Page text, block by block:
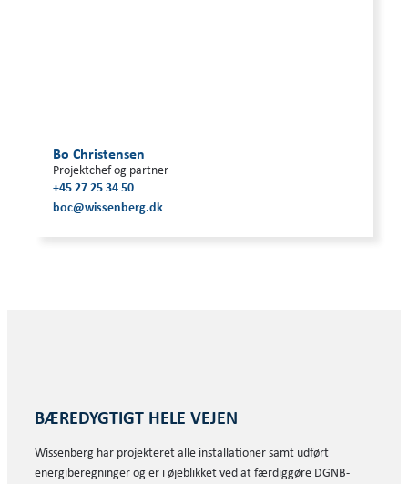
Bo Christensen
Projektchef og partner
+45 27 25 34 50
boc@wissenberg.dk
BÆREDYGTIGT HELE VEJEN
Wissenberg har projekteret alle installationer samt udført
energiberegninger og er i øjeblikket ved at færdiggøre DGNB-